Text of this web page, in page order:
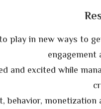
play in new ways to
and excited while
behavior, monetization